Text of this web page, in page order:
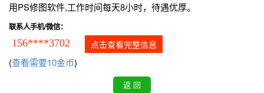
用PS修图软件,工作时间每天8小时，待遇优厚。
联系人手机/微信：
156****3702 点击查看完整信息
(查看需要10金币)